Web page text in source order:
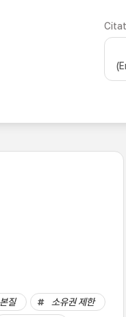
질
소유권 제한